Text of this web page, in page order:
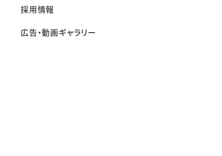
採用情報
広告・動画ギャラリー